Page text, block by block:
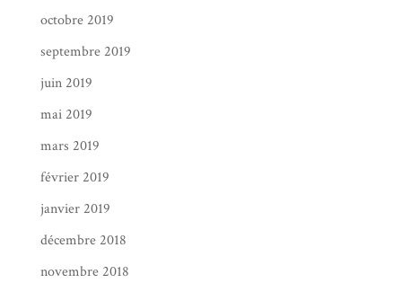
octobre 2019
septembre 2019
juin 2019
mai 2019
mars 2019
février 2019
janvier 2019
décembre 2018
novembre 2018